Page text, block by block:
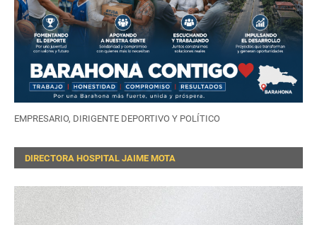
EMPRESARIO, DIRIGENTE DEPORTIVO Y POLÍTICO
DIRECTORA HOSPITAL JAIME MOTA